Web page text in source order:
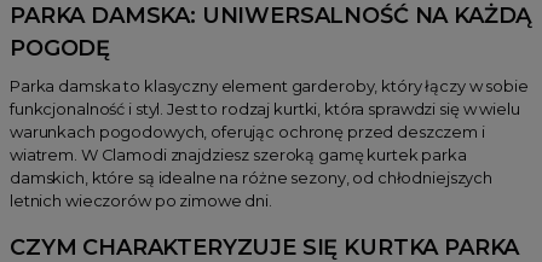
PARKA DAMSKA: UNIWERSALNOŚĆ NA KAŻDĄ
POGODĘ
Parka damska to klasyczny element garderoby, który łączy w sobie
funkcjonalność i styl. Jest to rodzaj kurtki, która sprawdzi się w wielu
warunkach pogodowych, oferując ochronę przed deszczem i
wiatrem. W Clamodi znajdziesz szeroką gamę kurtek parka
damskich, które są idealne na różne sezony, od chłodniejszych
letnich wieczorów po zimowe dni.
CZYM CHARAKTERYZUJE SIĘ KURTKA PARKA